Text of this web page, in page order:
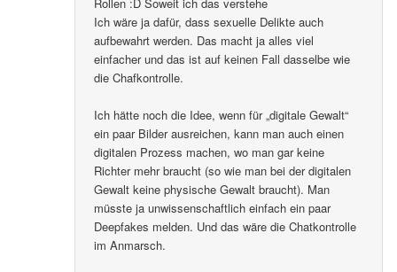
Ich wäre ja dafür, dass sexuelle Delikte auch
aufbewahrt werden. Das macht ja alles viel
einfacher und das ist auf keinen Fall dasselbe wie
die Chafkontrolle.
Ich hätte noch die Idee, wenn für „digitale Gewalt“
ein paar Bilder ausreichen, kann man auch einen
digitalen Prozess machen, wo man gar keine
Richter mehr braucht (so wie man bei der digitalen
Gewalt keine physische Gewalt braucht). Man
müsste ja unwissenschaftlich einfach ein paar
Deepfakes melden. Und das wäre die Chatkontrolle
im Anmarsch.